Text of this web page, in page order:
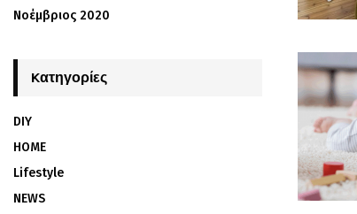
Νοέμβριος 2020
Kατηγορίες
DIY
HOME
Lifestyle
NEWS